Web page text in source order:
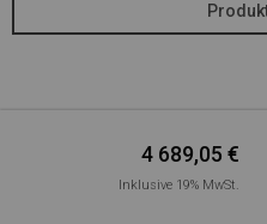
4 689,05€
Inklusive 19% MwSt.